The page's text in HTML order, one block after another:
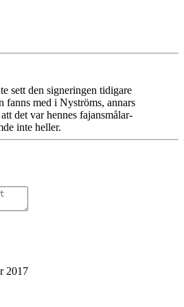
sett den signeringen tidigare
fanns med i Nyströms, annars
det var hennes fajansmålar-
inte heller.
2017